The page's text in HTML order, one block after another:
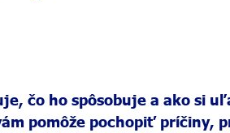
čo ho spôsobuje a ako si
pomôže pochopiť príčiny,